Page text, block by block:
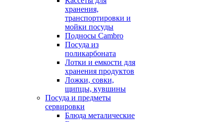
хранения,
транспортировки и
мойки посуды
Подносы Cambro
Посуда из
поликарбоната
Лотки и емкости для
хранения продуктов
Ложки, совки,
щипцы, кувшины
Посуда и предметы
сервировки
Блюда металические